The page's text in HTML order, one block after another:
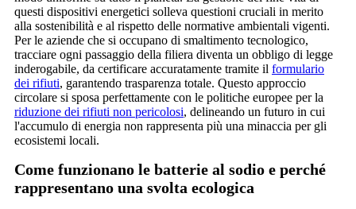
questi dispositivi energetici solleva questioni cruciali in merito
alla sostenibilità e al rispetto delle normative ambientali vigenti.
Per le aziende che si occupano di smaltimento tecnologico,
tracciare ogni passaggio della filiera diventa un obbligo di legge
inderogabile, da certificare accuratamente tramite il formulario
dei rifiuti, garantendo trasparenza totale. Questo approccio
circolare si sposa perfettamente con le politiche europee per la
riduzione dei rifiuti non pericolosi, delineando un futuro in cui
l'accumulo di energia non rappresenta più una minaccia per gli
ecosistemi locali.
Come funzionano le batterie al sodio e perché
rappresentano una svolta ecologica